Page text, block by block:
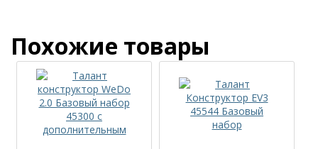
Похожие товары